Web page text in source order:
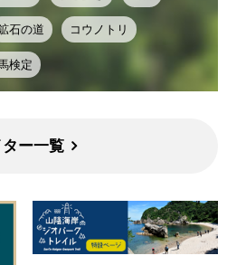
石の道 コウノトリ
検定
ー一覧